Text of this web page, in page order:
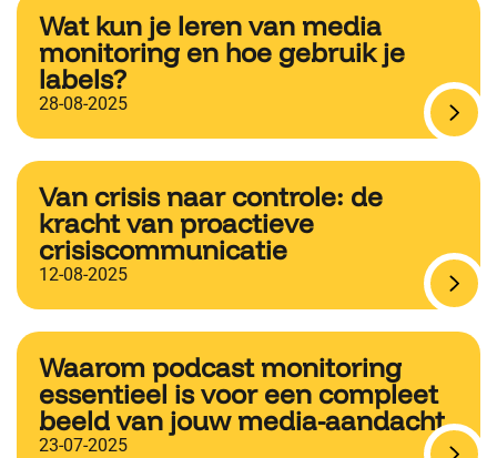
Wat kun je leren van media
monitoring en hoe gebruik je
labels?
28-08-2025
Van crisis naar controle: de
kracht van proactieve
crisiscommunicatie
12-08-2025
Waarom podcast monitoring
essentieel is voor een compleet
beeld van jouw media-aandacht
23-07-2025